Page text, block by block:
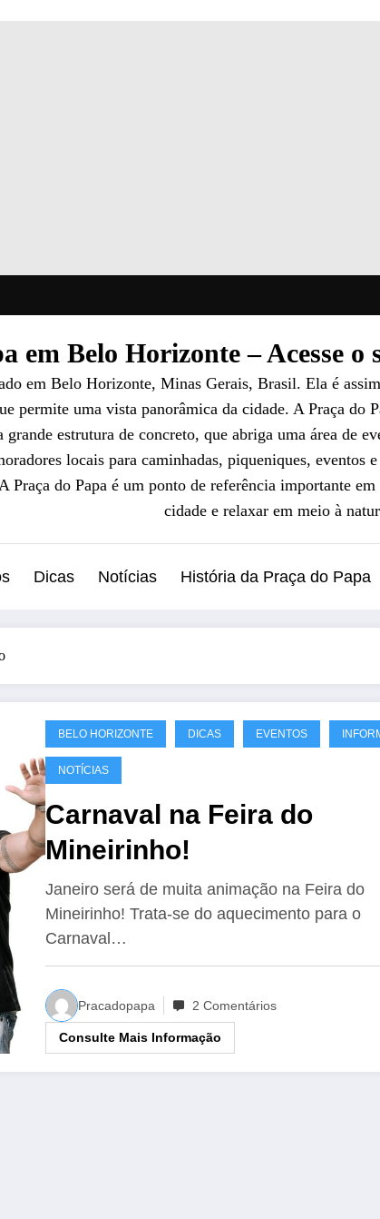
em Belo Horizonte – Acesse
em Belo Horizonte, Minas Gerais, Brasil. Ela é
permite uma vista panorâmica da cidade. A Praça do
estrutura de concreto, que abriga uma área de
locais para caminhadas, piqueniques,
Praça do Papa é um ponto de referência importante
cidade e relaxar em meio à
Dicas Notícias História da Praça do Papa
BELO HORIZONTE DICAS EVENTOS
NOTÍCIAS
Carnaval na Feira do
Mineirinho!
Janeiro será de muita animação na Feira do
Mineirinho! Trata-se do aquecimento para o
Carnaval…
Pracadopapa 2 Comentários
Consulte Mais Informação